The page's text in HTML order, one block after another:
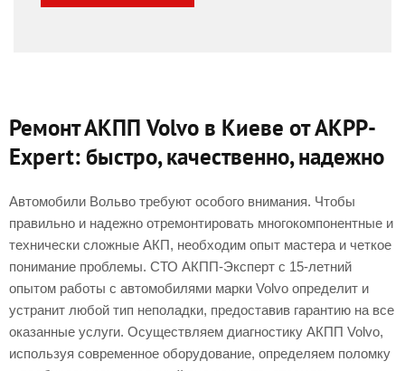
Ремонт АКПП Volvo в Киеве от AKPP-
Expert: быстро, качественно, надежно
Автомобили Вольво требуют особого внимания. Чтобы
правильно и надежно отремонтировать многокомпонентные и
технически сложные АКП, необходим опыт мастера и четкое
понимание проблемы. СТО АКПП-Эксперт с 15-летний
опытом работы с автомобилями марки Volvo определит и
устранит любой тип неполадки, предоставив гарантию на все
оказанные услуги. Осуществляем диагностику АКПП Volvo,
используя современное оборудование, определяем поломку